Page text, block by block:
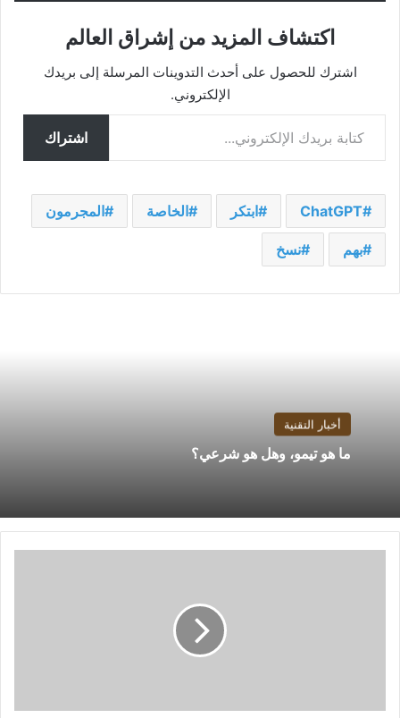
اكتشاف المزيد من إشراق العالم
اشترك للحصول على أحدث التدوينات المرسلة إلى بريدك
الإلكتروني.
كتابة بريدك الإلكتروني...
اشتراك
ChatGPT ابتكر الخاصة المجرمون
بهم نسخ
أخبار التقنية
ما هو تيمو، وهل هو شرعي؟
والتكنولوجيا